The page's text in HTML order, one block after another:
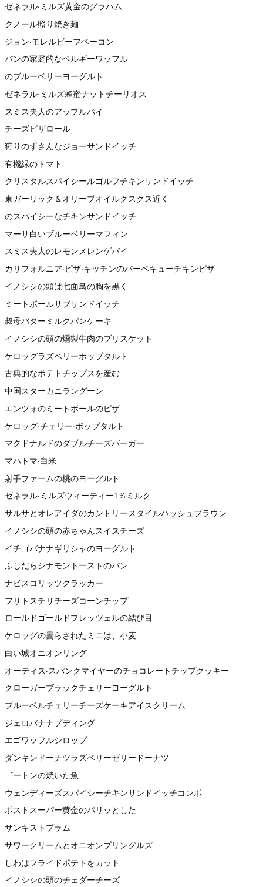
ゼネラル·ミルズ黄金のグラハム
クノール照り焼き麺
ジョン·モレルビーフベーコン
バンの家庭的なベルギーワッフル
のブルーベリーヨーグルト
ゼネラル·ミルズ蜂蜜ナットチーリオス
スミス夫人のアップルパイ
チーズピザロール
狩りのずさんなジョーサンドイッチ
有機緑のトマト
クリスタルスパイシールゴルフチキンサンドイッチ
東ガーリック＆オリーブオイルクスクス近く
のスパイシーなチキンサンドイッチ
マーサ白いブルーベリーマフィン
スミス夫人のレモンメレンゲパイ
カリフォルニア·ピザ·キッチンのバーベキューチキンピザ
イノシシの頭は七面鳥の胸を黒く
ミートボールサブサンドイッチ
叔母バターミルクパンケーキ
イノシシの頭の燻製牛肉のブリスケット
ケロッグラズベリーポップタルト
古典的なポテトチップスを産む
中国スターカニラングーン
エンツォのミートボールのピザ
ケロッグ·チェリー·ポップタルト
マクドナルドのダブルチーズバーガー
マハトマ·白米
射手ファームの桃のヨーグルト
ゼネラル·ミルズウィーティー1％ミルク
サルサとオレアイダのカントリースタイルハッシュブラウン
イノシシの頭の赤ちゃんスイスチーズ
イチゴバナナギリシャのヨーグルト
ふしだらシナモントーストのパン
ナビスコリッツクラッカー
フリトスチリチーズコーンチップ
ロールドゴールドプレッツェルの結び目
ケロッグの曇らされたミニは、小麦
白い城オニオンリング
オーティス·スパンクマイヤーのチョコレートチップクッキー
クローガーブラックチェリーヨーグルト
ブルーベルチェリーチーズケーキアイスクリーム
ジェロバナナプディング
エゴワッフルシロップ
ダンキンドーナツラズベリーゼリードーナツ
ゴートンの焼いた魚
ウェンディーズスパイシーチキンサンドイッチコンボ
ポストスーパー黄金のパリッとした
サンキストプラム
サワークリームとオニオンプリングルズ
しわはフライドポテトをカット
イノシシの頭のチェダーチーズ